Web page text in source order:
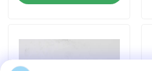
Graphite lamellaire naturel